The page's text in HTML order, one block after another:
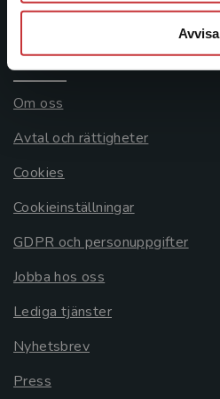
Avvisa
Systemkrav
Allmänna länkar
Om oss
Avtal och rättigheter
Cookies
Cookieinställningar
GDPR och personuppgifter
Jobba hos oss
Lediga tjänster
Nyhetsbrev
Press